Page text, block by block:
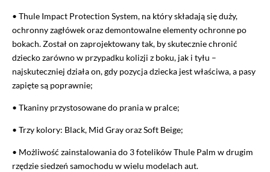
• Thule Impact Protection System, na który składają się duży,
ochronny zagłówek oraz demontowalne elementy ochronne po
bokach. Został on zaprojektowany tak, by skutecznie chronić
dziecko zarówno w przypadku kolizji z boku, jak i tyłu –
najskuteczniej działa on, gdy pozycja dziecka jest właściwa, a pasy
zapięte są poprawnie;
• Tkaniny przystosowane do prania w pralce;
• Trzy kolory: Black, Mid Gray oraz Soft Beige;
• Możliwość zainstalowania do 3 fotelików Thule Palm w drugim
rzędzie siedzeń samochodu w wielu modelach aut.